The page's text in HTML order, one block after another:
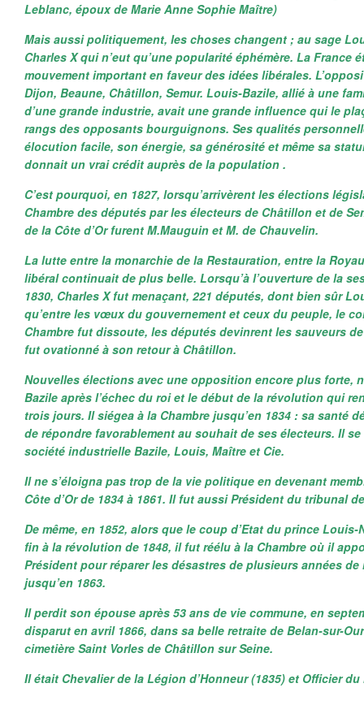
Leblanc, époux de Marie Anne Sophie Maître)
Mais aussi politiquement, les choses changent ; au sage
Charles X qui n’eut qu’une popularité éphémère. La France
mouvement important en faveur des idées libérales.
Dijon, Beaune, Châtillon, Semur. Louis-Bazile, allié à une
d’une grande industrie, avait une grande influence qui le
rangs des opposants bourguignons. Ses qualités
élocution facile, son énergie, sa générosité et même sa
donnait un vrai crédit auprès de la population .
C’est pourquoi, en 1827, lorsqu’arrivèrent les élections
Chambre des députés par les électeurs de Châtillon et de
de la Côte d’Or furent M.Mauguin et M. de Chauvelin.
La lutte entre la monarchie de la Restauration, entre la
libéral continuait de plus belle. Lorsqu’à l’ouverture de la
1830, Charles X fut menaçant, 221 députés, dont bien sûr
qu’entre les vœux du gouvernement et ceux du peuple, le
Chambre fut dissoute, les députés devinrent les sauveurs
fut ovationné à son retour à Châtillon.
Nouvelles élections avec une opposition encore plus forte,
Bazile après l’échec du roi et le début de la révolution qui
trois jours. Il siégea à la Chambre jusqu’en 1834 : sa santé
de répondre favorablement au souhait de ses électeurs. Il
société industrielle Bazile, Louis, Maître et Cie.
Il ne s’éloigna pas trop de la vie politique en devenant
Côte d’Or de 1834 à 1861. Il fut aussi Président du tribunal
De même, en 1852, alors que le coup d’Etat du prince
fin à la révolution de 1848, il fut réélu à la Chambre où il
Président pour réparer les désastres de plusieurs années
jusqu’en 1863.
Il perdit son épouse après 53 ans de vie commune, en
disparut en avril 1866, dans sa belle retraite de Belan-sur-
cimetière Saint Vorles de Châtillon sur Seine.
Il était Chevalier de la Légion d’Honneur (1835) et Officier du